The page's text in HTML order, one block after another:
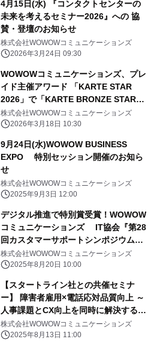
4月15日(水) 『コンタクトセンターの
未来を考えるセミナー2026』への 協
賛・登壇のお知らせ
株式会社WOWOWコミュニケーションズ
2026年3月24日 09:30
WOWOWコミュニケーションズ、プレ
イド主催アワード 「KARTE STAR
2026」で「KARTE BRONZE STAR」
を受賞！
株式会社WOWOWコミュニケーションズ
2026年3月18日 10:30
9月24日(水)WOWOW BUSINESS
EXPO 特別セッション開催のお知ら
せ
株式会社WOWOWコミュニケーションズ
2025年9月3日 12:00
デジタル推進で特別賞受賞！WOWOW
コミュニケーションズ IT協会『第28
回カスタマーサポートシンポジウム』
に登壇
株式会社WOWOWコミュニケーションズ
2025年8月20日 10:00
【スタートライン社との共催セミナ
ー】 障害者雇用×電話応対品質向上 ～
人事課題とCX向上を同時に解決する新
たな企業価値の創造～
株式会社WOWOWコミュニケーションズ
2025年8月13日 11:00